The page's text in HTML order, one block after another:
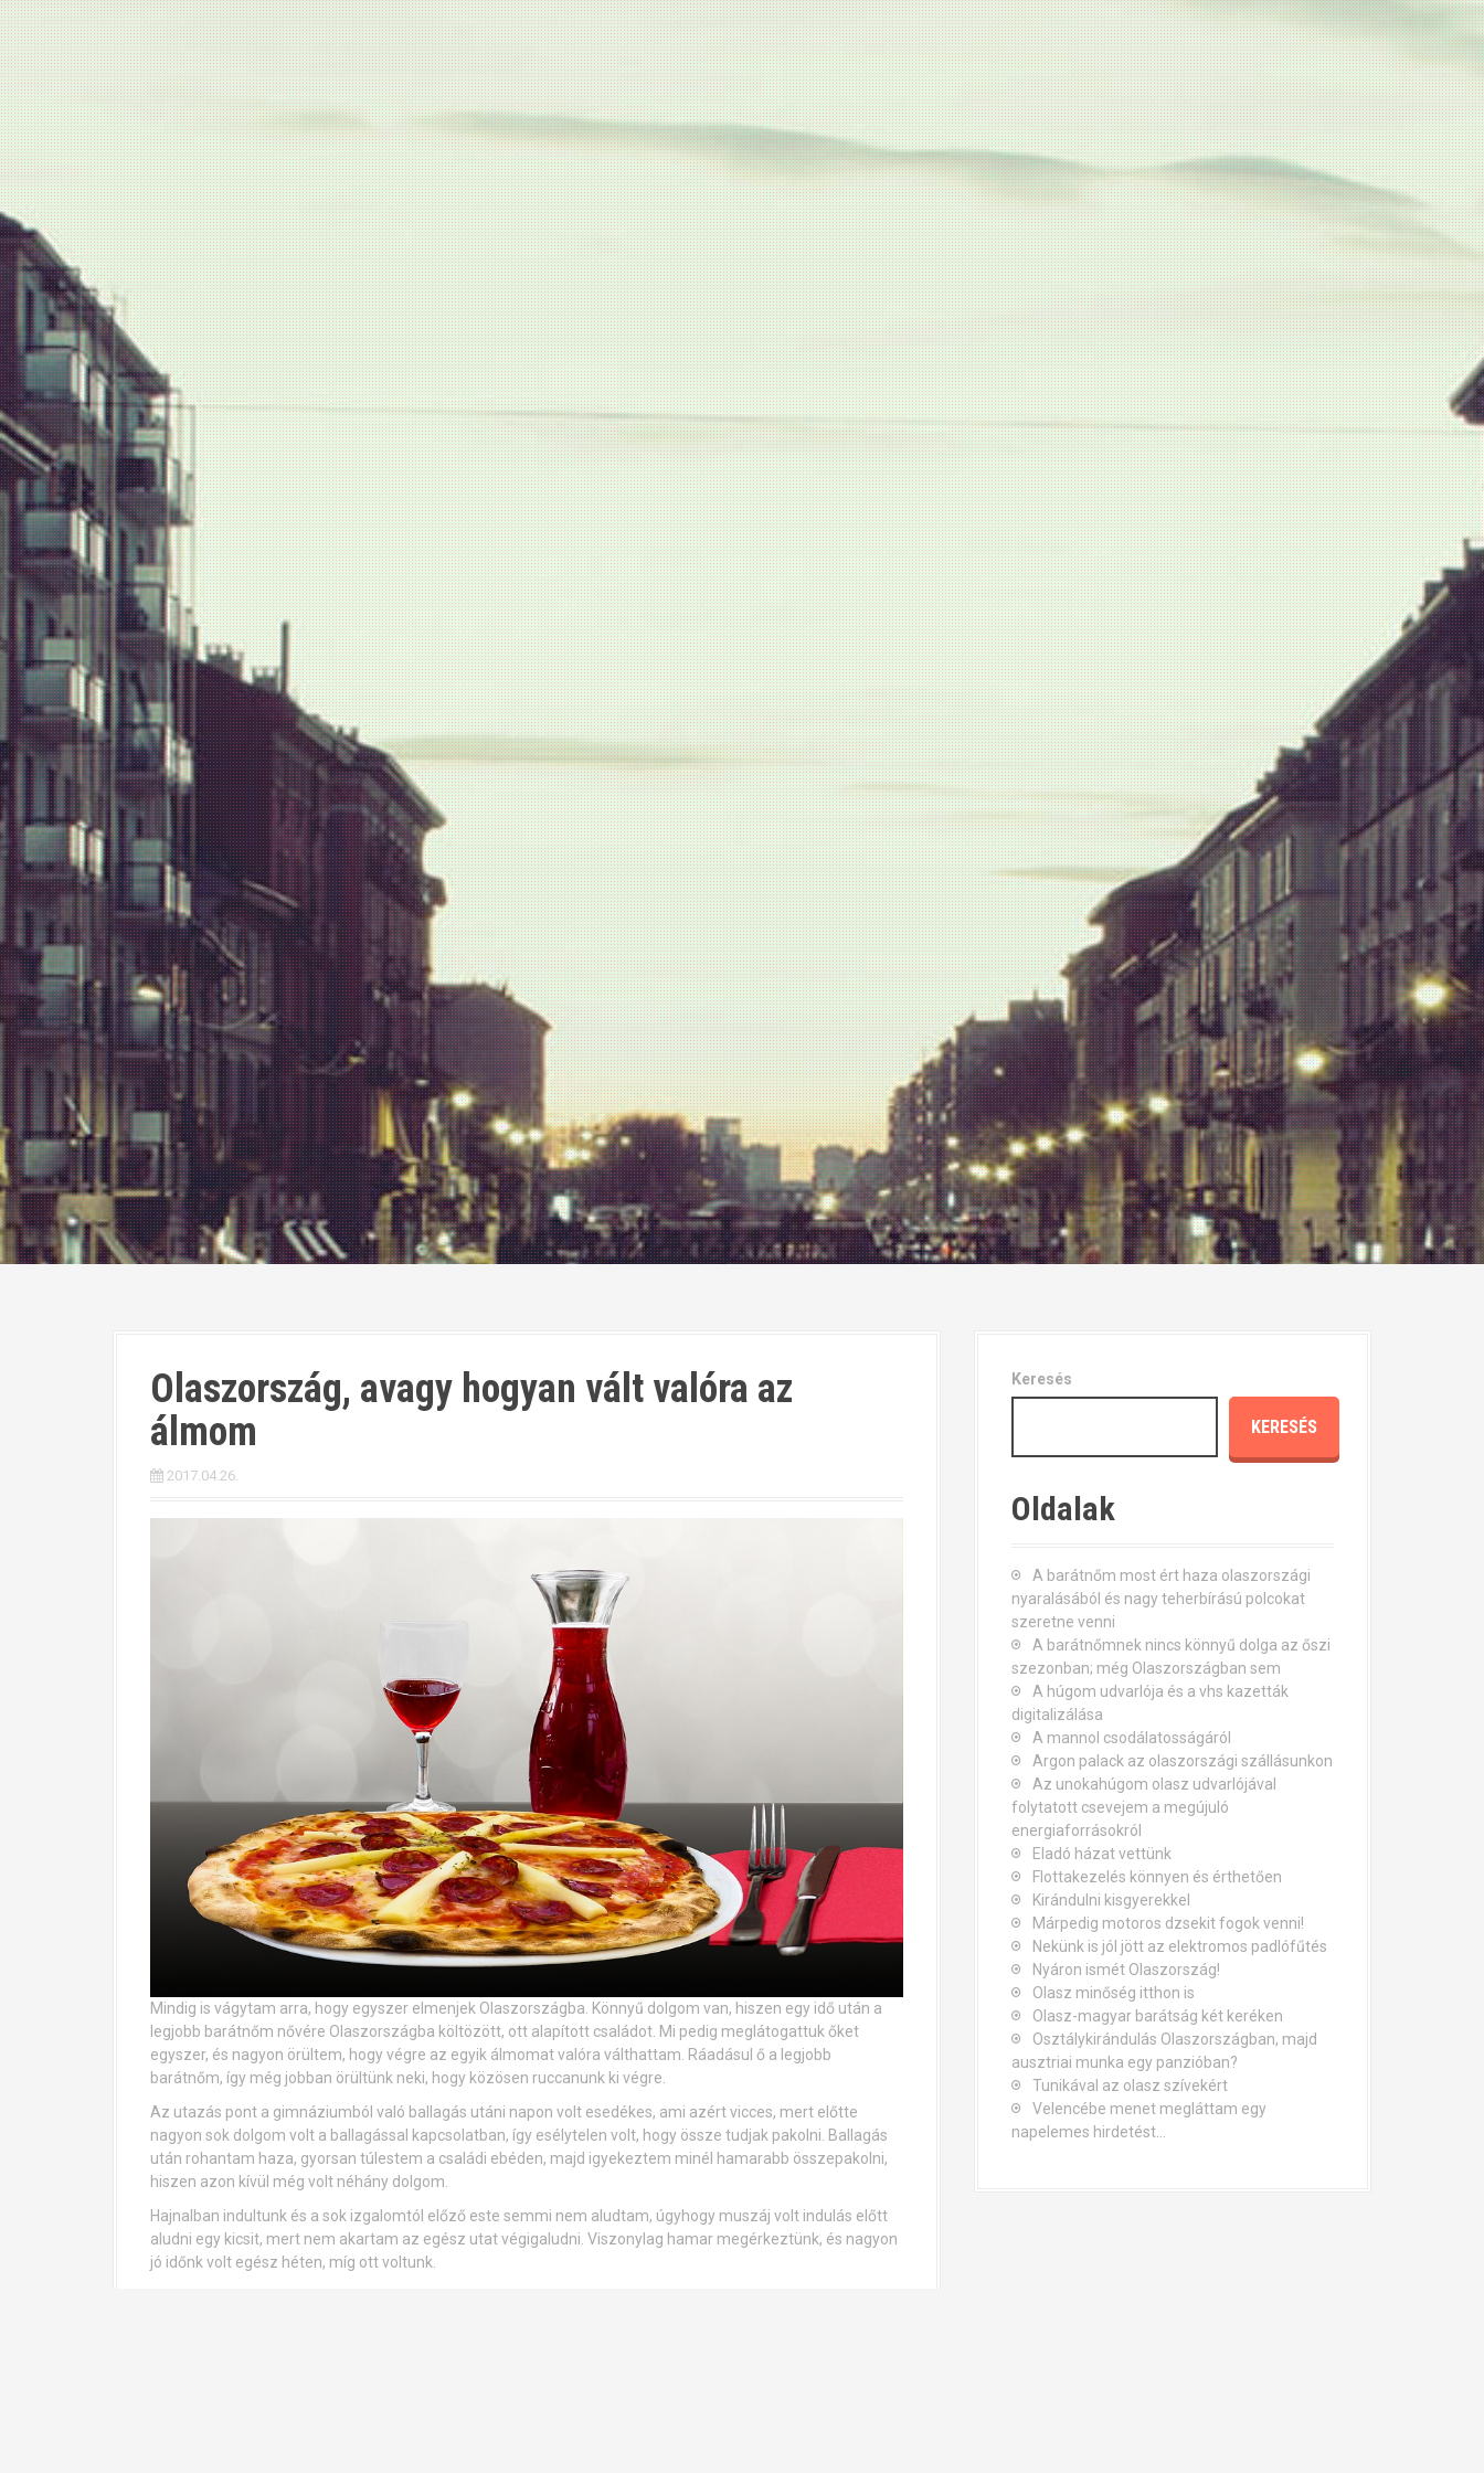
Olaszország, avagy hogyan vált valóra az
álmom
2017.04.26.
Mindig is vágytam arra, hogy egyszer elmenjek Olaszországba. Könnyű dolgom van, hiszen egy idő után a
legjobb barátnőm nővére Olaszországba költözött, ott alapított családot. Mi pedig meglátogattuk őket
egyszer, és nagyon örültem, hogy végre az egyik álmomat valóra válthattam. Ráadásul ő a legjobb
barátnőm, így még jobban örültünk neki, hogy közösen ruccanunk ki végre.
Az utazás pont a gimnáziumból való ballagás utáni napon volt esedékes, ami azért vicces, mert előtte
nagyon sok dolgom volt a ballagással kapcsolatban, így esélytelen volt, hogy össze tudjak pakolni. Ballagás
után rohantam haza, gyorsan túlestem a családi ebéden, majd igyekeztem minél hamarabb összepakolni,
hiszen azon kívül még volt néhány dolgom.
Hajnalban indultunk és a sok izgalomtól előző este semmi nem aludtam, úgyhogy muszáj volt indulás előtt
aludni egy kicsit, mert nem akartam az egész utat végigaludni. Viszonylag hamar megérkeztünk, és nagyon
jó időnk volt egész héten, míg ott voltunk.
Keresés
KERESÉS
Oldalak
A barátnőm most ért haza olaszországi
nyaralásából és nagy teherbírású polcokat
szeretne venni
A barátnőmnek nincs könnyű dolga az őszi
szezonban; még Olaszországban sem
A húgom udvarlója és a vhs kazetták
digitalizálása
A mannol csodálatosságáról
Argon palack az olaszországi szállásunkon
Az unokahúgom olasz udvarlójával
folytatott csevejem a megújuló
energiaforrásokról
Eladó házat vettünk
Flottakezelés könnyen és érthetően
Kirándulni kisgyerekkel
Márpedig motoros dzsekit fogok venni!
Nekünk is jól jött az elektromos padlófűtés
Nyáron ismét Olaszország!
Olasz minőség itthon is
Olasz-magyar barátság két keréken
Osztálykirándulás Olaszországban, majd
ausztriai munka egy panzióban?
Tunikával az olasz szívekért
Velencébe menet megláttam egy
napelemes hirdetést…